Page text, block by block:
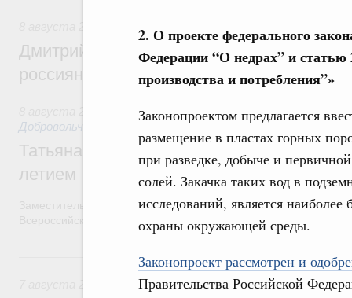
2. О проекте федерального
Федерации “О недрах” и статью
производства и потребления”»
Законопроектом предлагается
размещение в пластах горных
при разведке, добыче и
солей. Закачка таких вод в
исследований, является
охраны окружающей среды.
Законопроект рассмотрен и
Правительства Российской
Дмитрий Чернышенко и Михаил
россиян с Днём физкультурника
Социальные инновации. Некоммерческие
Добровольчество и волонтёрство. Благотворительность
Татьяна Голикова поздравила
летием
Заместитель Председателя Правительства Татьяна Голикова
Всероссийского общественного движения «Волонтёры-
7 августа, пятница
Экономика городов. Городская среда